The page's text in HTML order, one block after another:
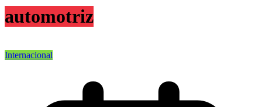
automotriz
Internacional